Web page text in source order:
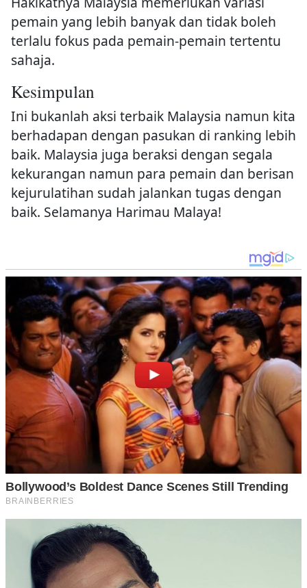
pemain yang lebih banyak dan tidak boleh
terlalu fokus pada pemain-pemain tertentu
sahaja.
Kesimpulan
Ini bukanlah aksi terbaik Malaysia namun kita
berhadapan dengan pasukan di ranking lebih
baik. Malaysia juga beraksi dengan segala
kekurangan namun para pemain dan berisan
kejurulatihan sudah jalankan tugas dengan
baik. Selamanya Harimau Malaya!